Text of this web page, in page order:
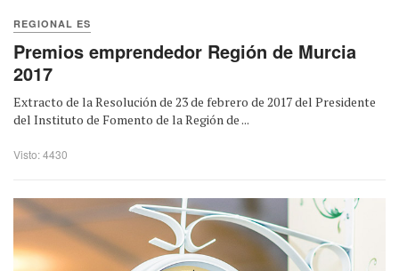
REGIONAL ES
Premios emprendedor Región de Murcia
2017
Extracto de la Resolución de 23 de febrero de 2017 del Presidente
del Instituto de Fomento de la Región de ...
Visto: 4430